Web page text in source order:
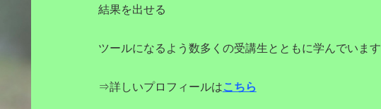
結果を出せる
ツールになるよう数多くの受講生とともに学んでいます
⇒詳しいプロフィールはこちら